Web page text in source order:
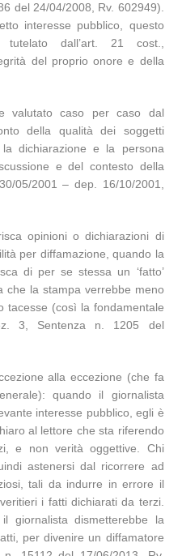
del 24/04/2008, Rv. 602949).
interesse pubblico, questo
dall’art. 21 cost.,
del proprio onore e della
valutato caso per caso dal
della qualità dei soggetti
dichiarazione e la persona
e del contesto della
05/2001 – dep. 16/10/2001,
opinioni o dichiarazioni di
per diffamazione, quando la
di per se stessa un ‘fatto’
che la stampa verrebbe meno
tacesse (così la fondamentale
3, Sentenza n. 1205 del
alla eccezione (che fa
quando il giornalista
interesse pubblico, egli è
al lettore che sta riferendo
e non verità oggettive. Chi
astenersi dal ricorrere ad
tali da indurre in errore il
i fatti dichiarati da terzi.
giornalista dismetterebbe la
per divenire un diffamatore